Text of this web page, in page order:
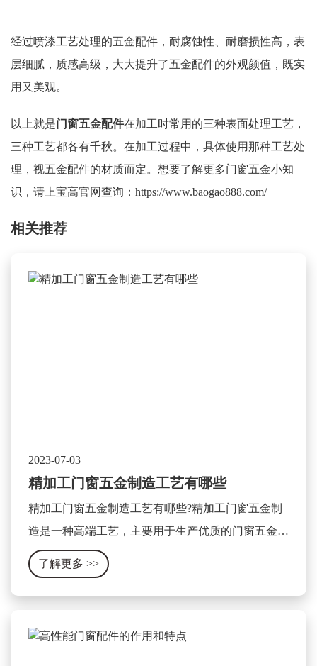
经过喷漆工艺处理的五金配件，耐腐蚀性、耐磨损性高，表
层细腻，质感高级，大大提升了五金配件的外观颜值，既实
用又美观。
以上就是门窗五金配件在加工时常用的三种表面处理工艺，
三种工艺都各有千秋。在加工过程中，具体使用那种工艺处
理，视五金配件的材质而定。想要了解更多门窗五金小知
识，请上宝高官网查询：https://www.baogao888.com/
相关推荐
2023-07-03
精加工门窗五金制造工艺有哪些
精加工门窗五金制造工艺有哪些?精加工门窗五金制
造是一种高端工艺，主要用于生产优质的门窗五金产
品。这种工艺主要包含以下几个方面：
了解更多 >>